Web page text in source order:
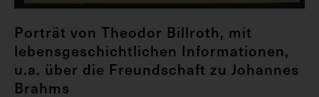
Porträt von Theodor Billroth, mit
lebensgeschichtlichen Informationen,
u.a. über die Freundschaft zu Johannes
Brahms